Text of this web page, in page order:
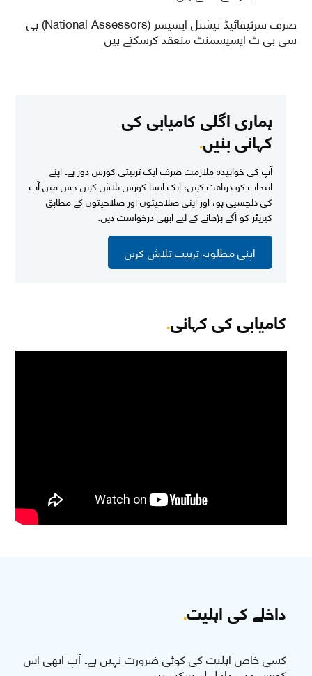
صرف سرٹیفائیڈ نیشنل ایسیسر (National Assessors) ہی
سی بی ٹ ایسیسمنٹ منعقد کرسکتے ہیں
کامیابی کی کہانی.
ہماری اگلی کامیابی کی
کہانی بنیں.
آپ کی خوابیدہ ملازمت صرف ایک تربیتی کورس دور ہے۔ اپنے
انتخاب کو دریافت کریں، ایک ایسا کورس تلاش کریں جس میں آپ
کی دلچسپی ہو، اور اپنی صلاحیتوں اور صلاحیتوں کے مطابق
کیریئر کو آگے بڑھانے کے لیے ابھی درخواست دیں۔
اپنی مطلوبہ تربیت تلاش کریں
داخلے کی اہلیت.
کسی خاص اہلیت کی کوئی ضرورت نہیں ہے۔ آپ ابھی اس